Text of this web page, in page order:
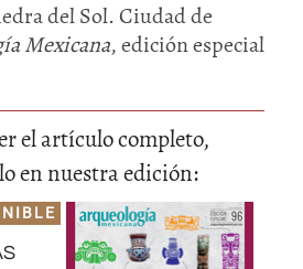
del Sol. Ciudad de
Mexicana, edición especial
el artículo completo,
en nuestra edición: